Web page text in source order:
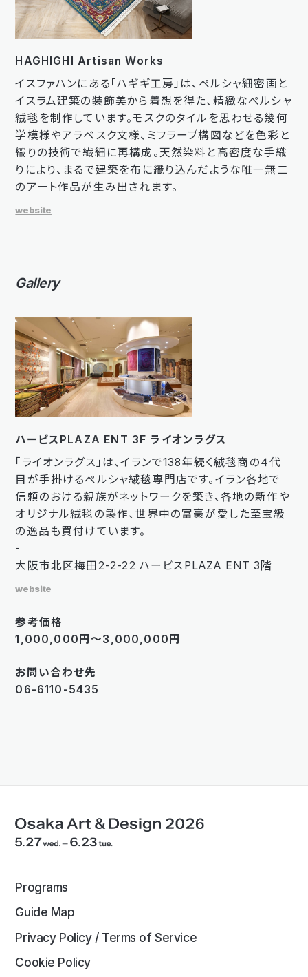
HAGHIGHI Artisan Works
イスファハンにある「ハギギ工房」は、ペルシャ細密画と
イスラム建築の装飾美から着想を得た、精緻なペルシャ
絨毯を制作しています。モスクのタイルを思わせる幾何
学模様やアラベスク文様、ミフラーブ構図などを色彩と
織りの技術で繊細に再構成。天然染料と高密度な手織
りにより、まるで建築を布に織り込んだような唯一無二
のアート作品が生み出されます。
website
Gallery
ハービスPLAZA ENT 3F ライオンラグス
「ライオンラグス」は、イランで138年続く絨毯商の４代
目が手掛けるペルシャ絨毯専門店です。イラン各地で
信頼のおける親族がネットワークを築き、各地の新作や
オリジナル絨毯の製作、世界中の富豪が愛した至宝級
の逸品も買付けています。
-
大阪市北区梅田2-2-22 ハービスPLAZA ENT 3階
website
参考価格
1,000,000円～3,000,000円
お問い合わせ先
06-6110-5435
Programs
Guide Map
Privacy Policy / Terms of Service
Cookie Policy